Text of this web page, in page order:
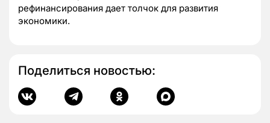
рефинансирования дает толчок для развития
экономики.
Поделиться новостью: